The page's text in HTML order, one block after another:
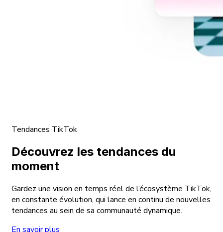
Tendances TikTok
Découvrez les tendances du
moment
Gardez une vision en temps réel de l’écosystème TikTok,
en constante évolution, qui lance en continu de nouvelles
tendances au sein de sa communauté dynamique.
En savoir plus